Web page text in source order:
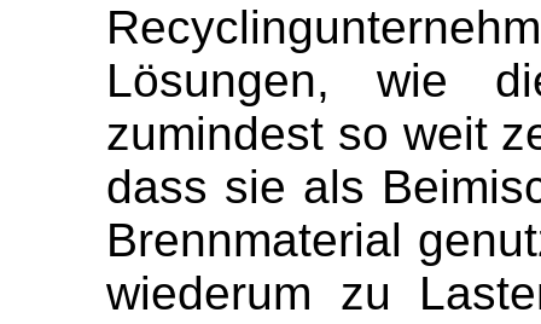
Lösungen, wie
zumindest so weit
dass sie als
Brennmaterial
wiederum zu